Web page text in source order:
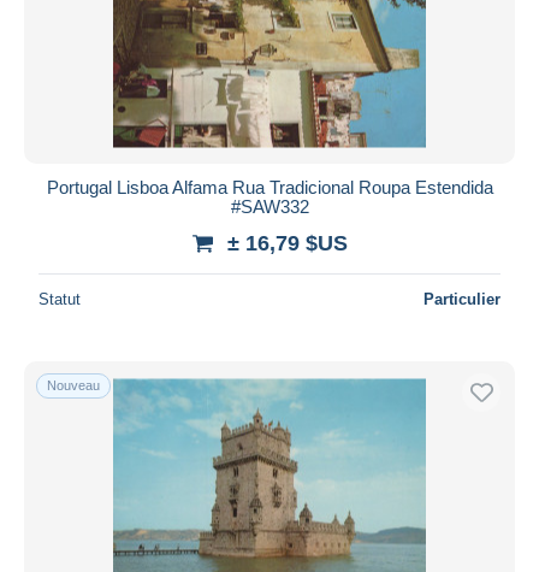
Portugal Lisboa Alfama Rua Tradicional Roupa Estendida
#SAW332
± 16,79 $US
Statut Particulier
Nouveau